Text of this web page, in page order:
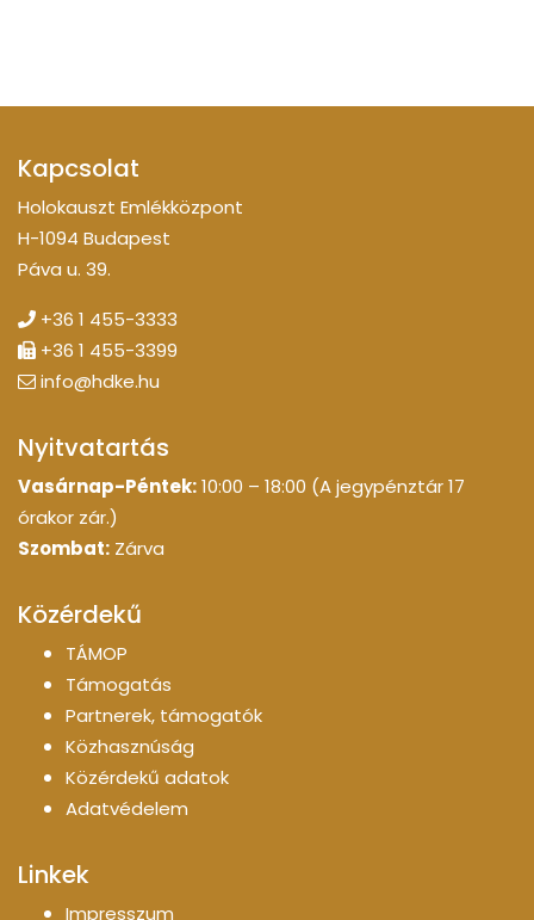
Kapcsolat
Holokauszt Emlékközpont
H-1094 Budapest
Páva u. 39.
+36 1 455-3333
+36 1 455-3399
info@hdke.hu
Nyitvatartás
Vasárnap-Péntek:10:00 – 18:00 (A jegypénztár 17
órakor zár.)
Szombat: Zárva
Közérdekű
TÁMOP
Támogatás
Partnerek, támogatók
Közhasznúság
Közérdekű adatok
Adatvédelem
Linkek
Impresszum